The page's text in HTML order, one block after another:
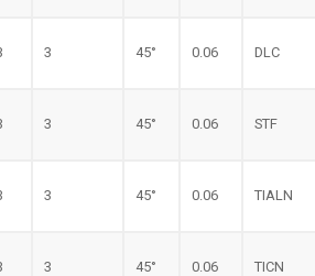
3 45° 0.06 DLC
3 45° 0.06 STF
3 45° 0.06 TIALN
3 45° 0.06 TICN